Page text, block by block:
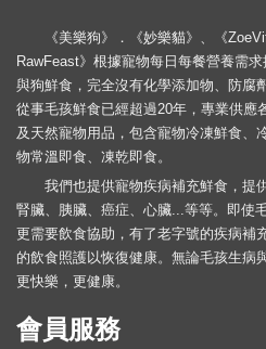
《美樂狗》．《妙樂貓》、《
RawFeast》根據寵物每日每餐營養需
與狗鮮食，完全沒有化學添加物、防腐
從事毛孩鮮食已經超過20年，專業供應
及天然寵物用品，包含寵物冷凍鮮食、
物常溫即食、凍乾即食。
我們也提供寵物疾病補充鮮食，提
腎臟、胰臟、癌症、心臟...等等。即使
更需要飲食協助，有了老字號的疾病補
的飲食照護以恢復健康。無論毛孩生病
更快樂，更健康。
會員服務